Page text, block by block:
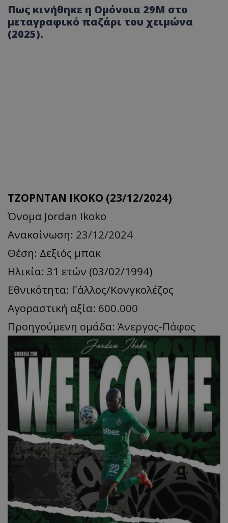
Πως κινήθηκε η Ομόνοια 29Μ στο
μεταγραφικό παζάρι του χειμώνα
(2025).
ΤΖΟΡΝΤΑΝ ΙΚΟΚΟ (23/12/2024)
Όνομα Jordan Ikoko
Ανακοίνωση: 23/12/2024
Θέση: Δεξιός μπακ
Ηλικία: 31 ετών (03/02/1994)
Εθνικότητα: Γάλλος/Κονγκολέζος
Αγοραστική αξία: 600.000
Προηγούμενη ομάδα: Άνεργος-Πάφος